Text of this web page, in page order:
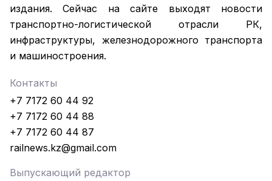
издания. Сейчас на сайте выходят новости
транспортно-логистической отрасли РК,
инфраструктуры, железнодорожного транспорта
и машиностроения.
Контакты
+7 7172 60 44 92
+7 7172 60 44 88
+7 7172 60 44 87
railnews.kz@gmail.com
Выпускающий редактор